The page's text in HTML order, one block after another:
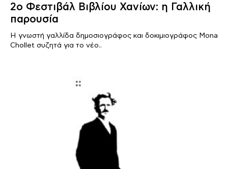
2ο Φεστιβάλ Βιβλίου Χανίων: η Γαλλική
παρουσία
Η γνωστή γαλλίδα δημοσιογράφος και δοκιμιογράφος Mona
Chollet συζητά για το νέο..